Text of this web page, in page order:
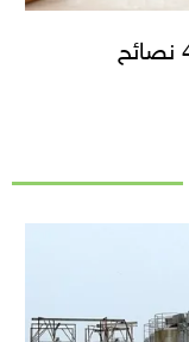
طريقة عمل الكيكة الاسفنجية.. و4 نصائح